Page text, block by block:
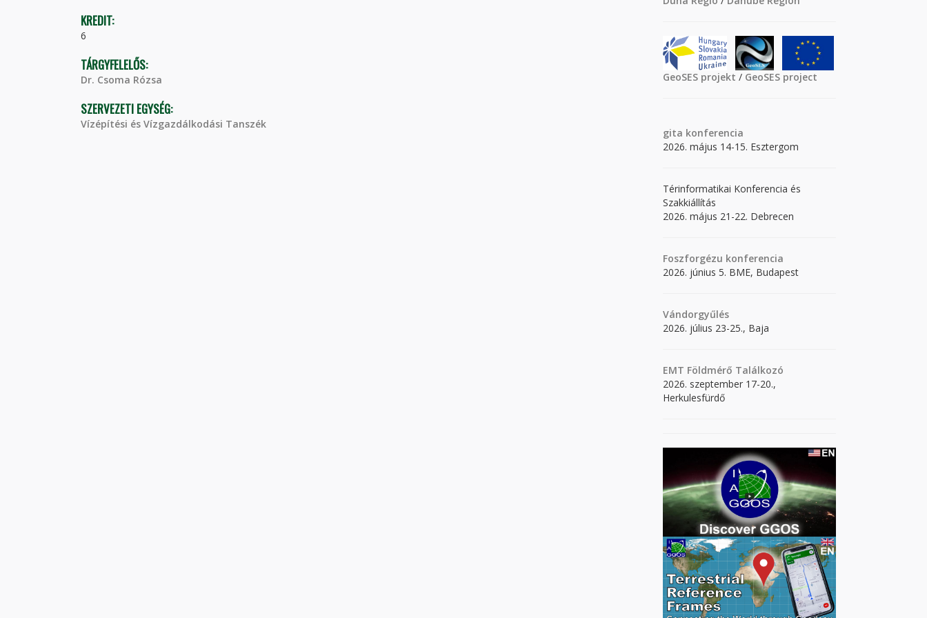
KREDIT:
6
TÁRGYFELELŐS:
Dr. Csoma Rózsa
SZERVEZETI EGYSÉG:
Vízépítési és Vízgazdálkodási Tanszék
GeoSES projekt / GeoSES project
gita konferencia
2026. május 14-15. Esztergom
Térinformatikai Konferencia és
Szakkiállítás
2026. május 21-22. Debrecen
Foszforgézu konferencia
2026. június 5. BME, Budapest
Vándorgyűlés
2026. július 23-25., Baja
EMT Földmérő Találkozó
2026. szeptember 17-20.,
Herkulesfürdő